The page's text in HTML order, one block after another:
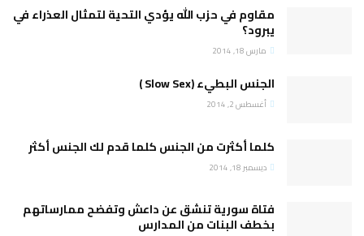
مقاوم في حزب الله يؤدي التحية لتمثال العذراء في
يبرود؟
مارس 18, 2014
الجنس البطيء (Slow Sex )
أغسطس 2, 2014
كلما أكثرت من الجنس كلما قدم لك الجنس أكثر
ديسمبر 18, 2014
فتاة سورية تنشق عن داعش وتفضح ممارساتهم
بخطف البنات من المدارس